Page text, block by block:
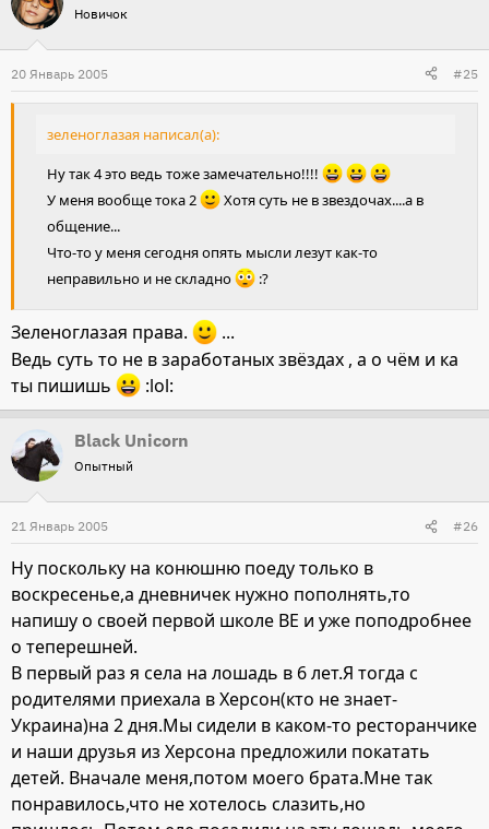
Новичок
20 Январь 2005 #25
зеленоглазая написал(а):
Ну так 4 это ведь тоже замечательно!!!!
У меня вообще тока 2
Хотя суть не в звездочах....а в
общение...
Что-то у меня сегодня опять мысли лезут как-то
неправильно и не складно
:?
Зеленоглазая права.
...
Ведь суть то не в заработаных звёздах , а о чём и ка
ты пишишь
:lol:
Black Unicorn
Опытный
21 Январь 2005 #26
Ну поскольку на конюшню поеду только в
воскресенье,а дневничек нужно пополнять,то
напишу о своей первой школе ВЕ и уже поподробнее
о теперешней.
В первый раз я села на лошадь в 6 лет.Я тогда с
родителями приехала в Херсон(кто не знает-
Украина)на 2 дня.Мы сидели в каком-то ресторанчике
и наши друзья из Херсона предложили покатать
детей. Вначале меня,потом моего брата.Мне так
понравилось,что не хотелось слазить,но